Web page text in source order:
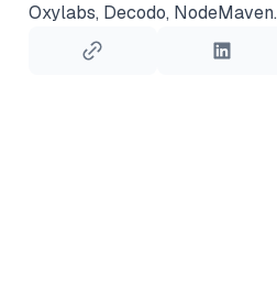
Oxylabs, Decodo, NodeMaven.